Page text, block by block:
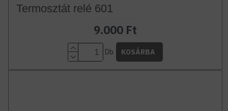
Termosztát relé 601
9.000 Ft
Db KOSÁRBA